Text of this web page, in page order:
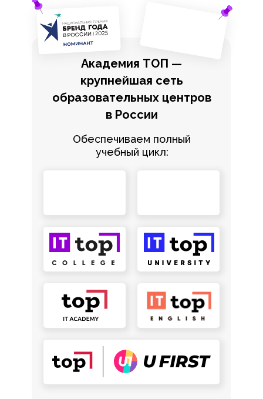
Академия ТОП —
крупнейшая сеть
образовательных центров
в России
Обеспечиваем полный
учебный цикл: